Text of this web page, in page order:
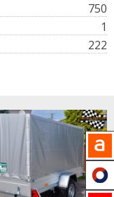
750
1
222